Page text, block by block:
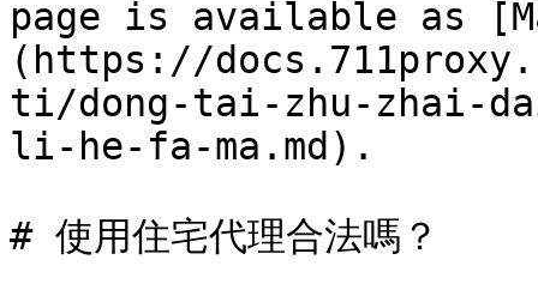
page is available as
(https://
ti/dong-tai-zhu-zhai-
li-he-fa-ma.md).
# 使用住宅代理合法嗎？